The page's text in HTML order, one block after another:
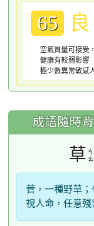
65 良
空氣質量可接受
健康有較弱影響
極少數異常敏感
成語隨時背
草 ㄘ
ㄠ
菅，一種野草
視人命，任意殘